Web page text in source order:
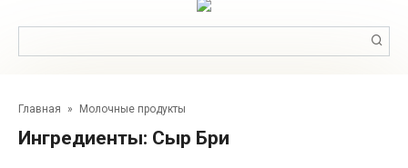
Главная » Молочные продукты
Ингредиенты: Сыр Бри